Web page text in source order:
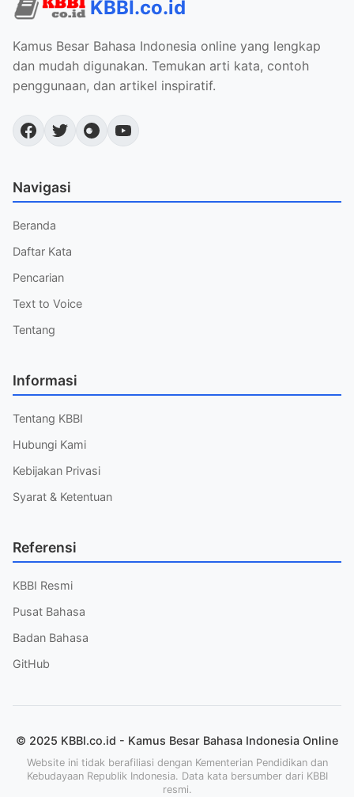
KBBI.co.id
Kamus Besar Bahasa Indonesia online yang lengkap
dan mudah digunakan. Temukan arti kata, contoh
penggunaan, dan artikel inspiratif.
Navigasi
Beranda
Daftar Kata
Pencarian
Text to Voice
Tentang
Informasi
Tentang KBBI
Hubungi Kami
Kebijakan Privasi
Syarat & Ketentuan
Referensi
KBBI Resmi
Pusat Bahasa
Badan Bahasa
GitHub
© 2025 KBBI.co.id - Kamus Besar Bahasa Indonesia Online
Website ini tidak berafiliasi dengan Kementerian Pendidikan dan
Kebudayaan Republik Indonesia. Data kata bersumber dari KBBI
resmi.